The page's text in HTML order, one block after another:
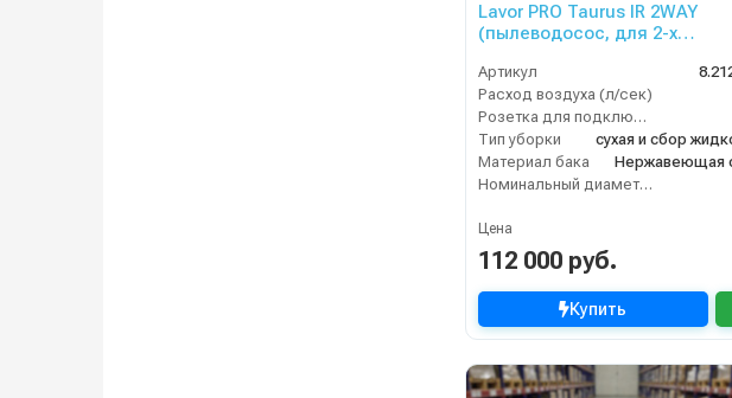
Lavor PRO Taurus IR 2WAY
(пылеводосос, для 2-х
Артикул
Расход воздуха (л/сек)
Розетка для подключения инструмента
Тип уборки
Материал бака
Нержавеющая
Номинальный диаметр принадлежностей (мм)
Цена
112 000 руб.
Купить